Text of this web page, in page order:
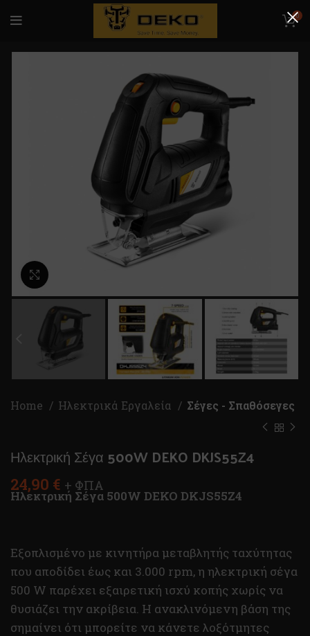
0
Home Ηλεκτρικά Εργαλεία Σέγες - Σπαθόσεγες
Ηλεκτρική Σέγα 500W DEKO DKJS55Z4
24,90 € + ΦΠΑ
Ηλεκτρική Σέγα 500W DEKO DKJS55Z4
Εξοπλισμένο με κινητήρα μεταβλητής ταχύτητας
που αποδίδει έως και 3.000 rpm, η ηλεκτρική σέγα
500 W παρέχει εξαιρετική ισχύ κοπής χωρίς να
θυσιάζει την ακρίβεια. Η ανακλινόμενη βάση της
σημαίνει ότι μπορείτε να κάνετε λοξότμητες